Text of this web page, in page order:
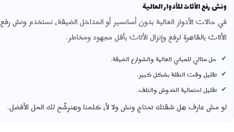
ونش رفع الأثاث للأدوار العالية
في حالات الأدوار العالية بدون أسانسير أو المداخل الضيقة، نستخدمونش رفع
الأثاث بالقاهرةلرفع وإنزال الأثاث بأقل مجهود ومخاطر.
حل مثالي للمباني العالية والشوارع الضيقة.
تقليل وقت النقلة بشكل كبير.
تقليل احتمالية الخدوش والتلف.
لو مش عارف هل شقتك تحتاج ونش ولا لأ، كلمنا وهنرشّح لك الحل الأفضل.